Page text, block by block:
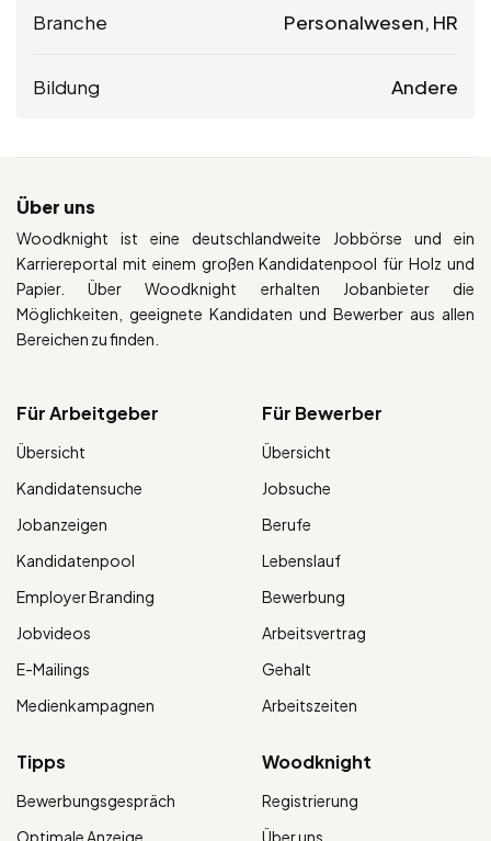
Branche Personalwesen, HR
Bildung Andere
Über uns
Woodknight ist eine deutschlandweite Jobbörse und ein
Karriereportal mit einem großen Kandidatenpool für Holz und
Papier. Über Woodknight erhalten Jobanbieter die
Möglichkeiten, geeignete Kandidaten und Bewerber aus allen
Bereichen zu finden.
Für Arbeitgeber
Übersicht
Kandidatensuche
Jobanzeigen
Kandidatenpool
Employer Branding
Jobvideos
E-Mailings
Medienkampagnen
Für Bewerber
Übersicht
Jobsuche
Berufe
Lebenslauf
Bewerbung
Arbeitsvertrag
Gehalt
Arbeitszeiten
Tipps
Bewerbungsgespräch
Optimale Anzeige
Woodknight
Registrierung
Über uns